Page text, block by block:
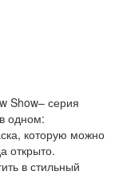
Show– серия
одном:
которую можно
открыто.
в стильный